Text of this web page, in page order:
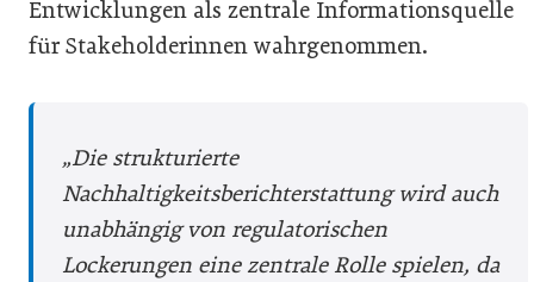
Entwicklungen als zentrale Informationsquelle
für Stakeholderinnen wahrgenommen.
„Die strukturierte
Nachhaltigkeitsberichterstattung wird auch
unabhängig von regulatorischen
Lockerungen eine zentrale Rolle spielen, da